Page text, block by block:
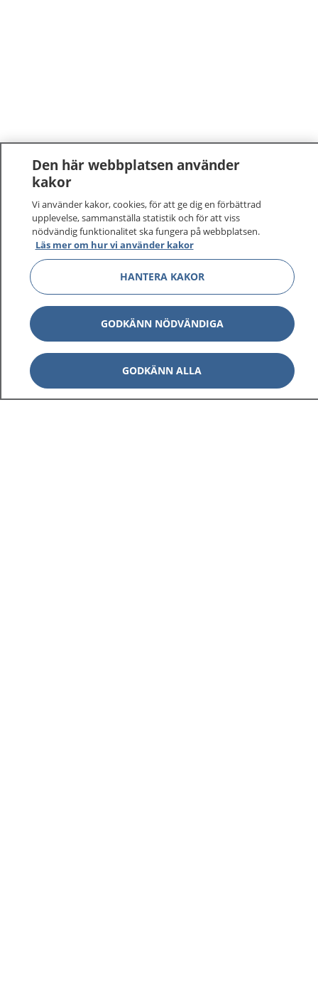
Den här webbplatsen använder
kakor
Vi använder kakor, cookies, för att ge dig en förbättrad
upplevelse, sammanställa statistik och för att viss
nödvändig funktionalitet ska fungera på webbplatsen.
Läs mer om hur vi använder kakor
HANTERA KAKOR
GODKÄNN NÖDVÄNDIGA
GODKÄNN ALLA